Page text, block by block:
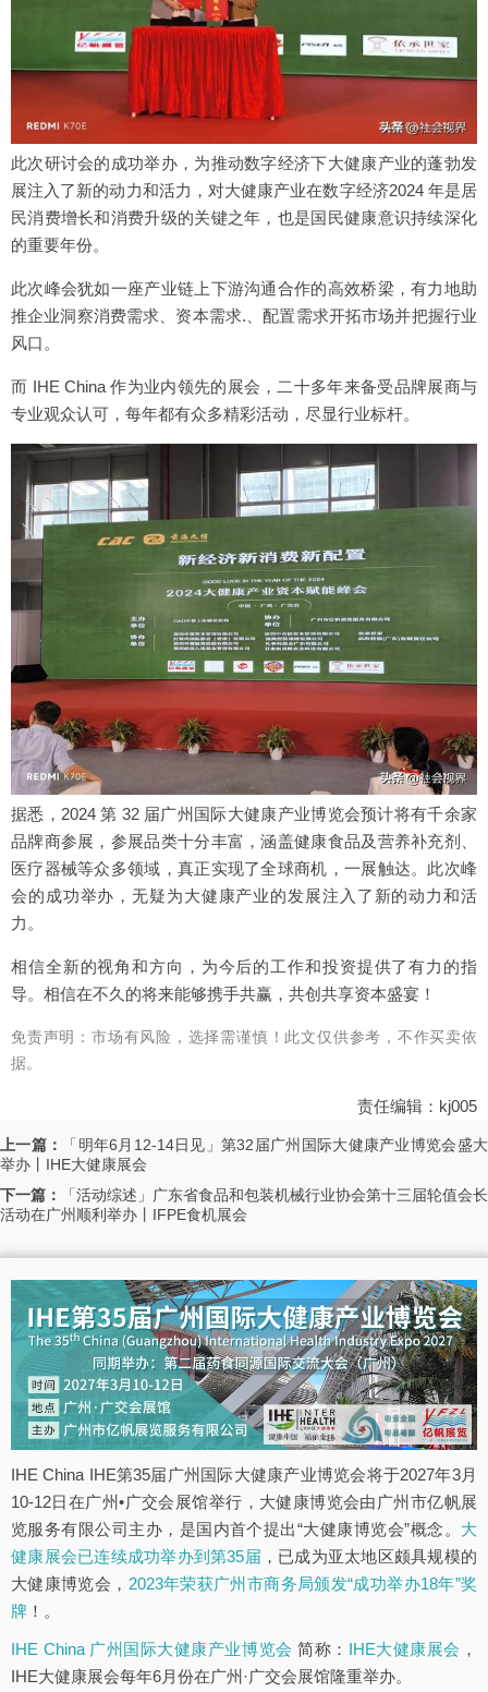
此次研讨会的成功举办，为推动数字经济下大健康产业的蓬勃发
展注入了新的动力和活力，对大健康产业在数字经济2024 年是居
民消费增长和消费升级的关键之年，也是国民健康意识持续深化
的重要年份。
此次峰会犹如一座产业链上下游沟通合作的高效桥梁，有力地助
推企业洞察消费需求、资本需求.、配置需求开拓市场并把握行业
风口。
而 IHE China 作为业内领先的展会，二十多年来备受品牌展商与
专业观众认可，每年都有众多精彩活动，尽显行业标杆。
据悉，2024 第 32 届广州国际大健康产业博览会预计将有千余家
品牌商参展，参展品类十分丰富，涵盖健康食品及营养补充剂、
医疗器械等众多领域，真正实现了全球商机，一展触达。此次峰
会的成功举办，无疑为大健康产业的发展注入了新的动力和活
力。
相信全新的视角和方向，为今后的工作和投资提供了有力的指
导。相信在不久的将来能够携手共赢，共创共享资本盛宴！
免责声明：市场有风险，选择需谨慎！此文仅供参考，不作买卖依
据。
责任编辑：kj005
上一篇：
「明年6月12-14日见」第32届广州国际大健康产业博览会盛大
举办丨IHE大健康展会
下一篇：
「活动综述」广东省食品和包装机械行业协会第十三届轮值会长
活动在广州顺利举办丨IFPE食机展会
IHE China IHE第35届广州国际大健康产业博览会将于2027年3月
10-12日在广州•广交会展馆举行，大健康博览会由广州市亿帆展
览服务有限公司主办，是国内首个提出“大健康博览会”概念。 大
健康展会已连续成功举办到第35届 ，已成为亚太地区颇具规模的
大健康博览会， 2023年荣获广州市商务局颁发“成功举办18年”奖
牌 ！。
IHE China 广州国际大健康产业博览会 简称： IHE大健康展会 ，
IHE大健康展会每年6月份在广州·广交会展馆隆重举办。